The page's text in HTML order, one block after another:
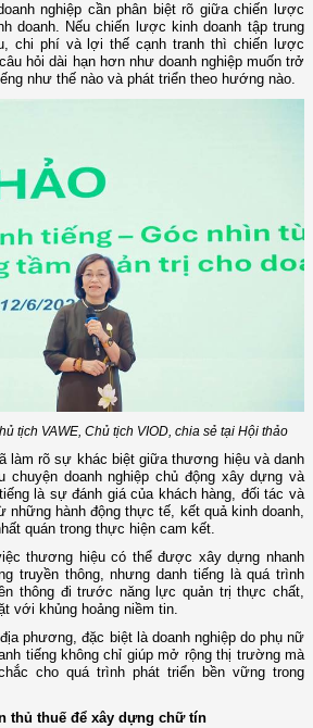
nghiệp cần phân biệt rõ giữa chiến lược
doanh. Nếu chiến lược kinh doanh tập trung
chi phí và lợi thế cạnh tranh thì chiến lược
hỏi dài hạn hơn như doanh nghiệp muốn trở
như thế nào và phát triển theo hướng nào.
tịch VAWE, Chủ tịch VIOD, chia sẻ tại Hội thảo
làm rõ sự khác biệt giữa thương hiệu và danh
chuyện doanh nghiệp chủ động xây dựng và
là sự đánh giá của khách hàng, đối tác và
hành động thực tế, kết quả kinh doanh,
quán trong thực hiện cam kết.
thương hiệu có thể được xây dựng nhanh
truyền thông, nhưng danh tiếng là quá trình
thông đi trước năng lực quản trị thực chất,
với khủng hoảng niềm tin.
phương, đặc biệt là doanh nghiệp do phụ nữ
tiếng không chỉ giúp mở rộng thị trường mà
cho quá trình phát triển bền vững trong
thủ thuế để xây dựng chữ tín